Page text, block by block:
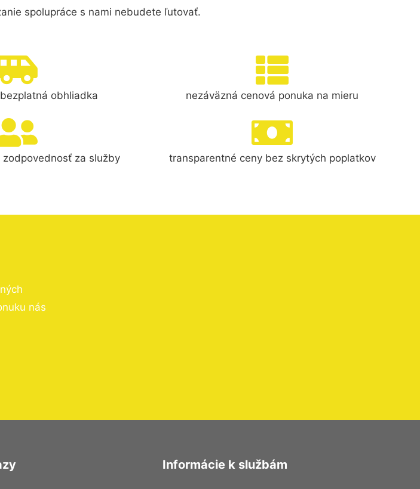
spolupráce s nami nebudete ľutovať.
obhliadka nezáväzná cenová ponuka na mieru
za služby transparentné ceny bez skrytých poplatkov
nás
Informácie k službám